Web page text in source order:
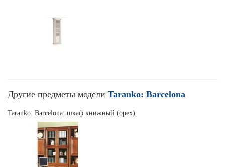
Другие предметы модели Taranko: Barcelona
Taranko: Barcelona: шкаф книжный (орех)